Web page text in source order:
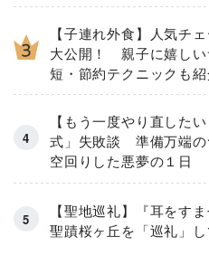
【子連れ外食】人気チ
大公開！ 親子に嬉しい
短・節約テクニックも紹
【もう一度やり直した
式」失敗談 準備万端の
空回りした悪夢の１日
【聖地巡礼】『耳をす
聖蹟桜ヶ丘を「巡礼」し